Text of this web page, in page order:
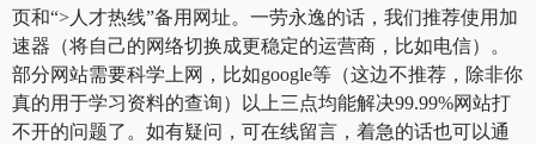
页和“>人才热线”备用网址。一劳永逸的话，我们推荐使用加
速器（将自己的网络切换成更稳定的运营商，比如电信）。
部分网站需要科学上网，比如google等（这边不推荐，除非你
真的用于学习资料的查询）以上三点均能解决99.99%网站打
不开的问题了。如有疑问，可在线留言，着急的话也可以通